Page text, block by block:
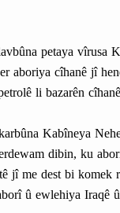
petaya vîrusa
aboriya cîhanê jî
li bazarên
Kabîneya
dibin, ku
jî me dest bi
û ewlehiya Iraqê